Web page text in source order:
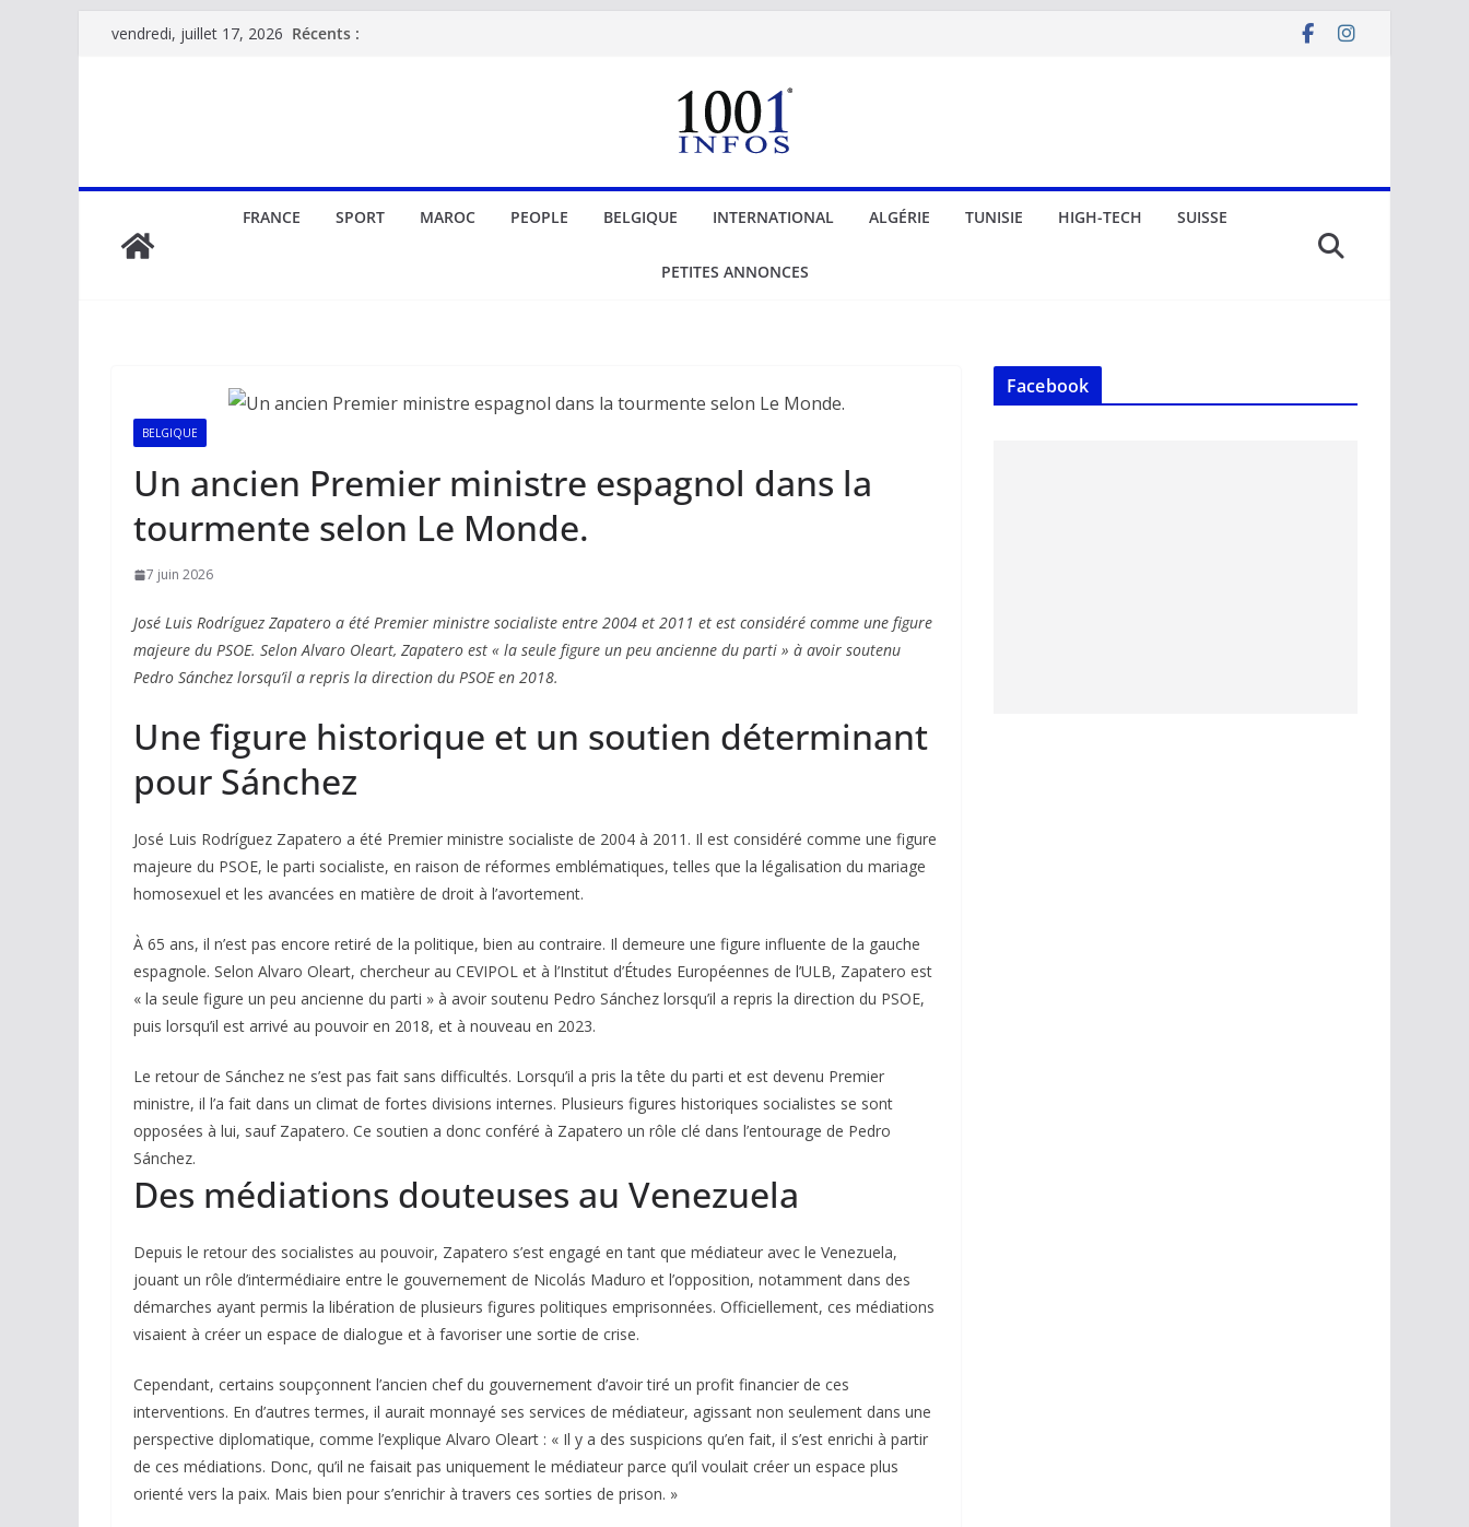
Passervendredi, juillet 17, 2026 Récents :
FRANCE SPORT MAROC PEOPLE BELGIQUE INTERNATIONAL ALGÉRIE TUNISIE HIGH-TECH SUISSE
PETITES ANNONCES
BELGIQUE
Un ancien Premier ministre espagnol dans la
tourmente selon Le Monde.
7 juin 2026
José Luis Rodríguez Zapatero a été Premier ministre socialiste entre 2004 et 2011 et est considéré comme une figure
majeure du PSOE. Selon Alvaro Oleart, Zapatero est « la seule figure un peu ancienne du parti » à avoir soutenu
Pedro Sánchez lorsqu’il a repris la direction du PSOE en 2018.
Une figure historique et un soutien déterminant
pour Sánchez
José Luis Rodríguez Zapatero a été Premier ministre socialiste de 2004 à 2011. Il est considéré comme une figure
majeure du PSOE, le parti socialiste, en raison de réformes emblématiques, telles que la légalisation du mariage
homosexuel et les avancées en matière de droit à l’avortement.
À 65 ans, il n’est pas encore retiré de la politique, bien au contraire. Il demeure une figure influente de la gauche
espagnole. Selon Alvaro Oleart, chercheur au CEVIPOL et à l’Institut d’Études Européennes de l’ULB, Zapatero est
« la seule figure un peu ancienne du parti » à avoir soutenu Pedro Sánchez lorsqu’il a repris la direction du PSOE,
puis lorsqu’il est arrivé au pouvoir en 2018, et à nouveau en 2023.
Le retour de Sánchez ne s’est pas fait sans difficultés. Lorsqu’il a pris la tête du parti et est devenu Premier
ministre, il l’a fait dans un climat de fortes divisions internes. Plusieurs figures historiques socialistes se sont
opposées à lui, sauf Zapatero. Ce soutien a donc conféré à Zapatero un rôle clé dans l’entourage de Pedro
Sánchez.
Des médiations douteuses au Venezuela
Depuis le retour des socialistes au pouvoir, Zapatero s’est engagé en tant que médiateur avec le Venezuela,
jouant un rôle d’intermédiaire entre le gouvernement de Nicolás Maduro et l’opposition, notamment dans des
démarches ayant permis la libération de plusieurs figures politiques emprisonnées. Officiellement, ces médiations
visaient à créer un espace de dialogue et à favoriser une sortie de crise.
Cependant, certains soupçonnent l’ancien chef du gouvernement d’avoir tiré un profit financier de ces
interventions. En d’autres termes, il aurait monnayé ses services de médiateur, agissant non seulement dans une
perspective diplomatique, comme l’explique Alvaro Oleart : « Il y a des suspicions qu’en fait, il s’est enrichi à partir
de ces médiations. Donc, qu’il ne faisait pas uniquement le médiateur parce qu’il voulait créer un espace plus
orienté vers la paix. Mais bien pour s’enrichir à travers ces sorties de prison. »
Facebook